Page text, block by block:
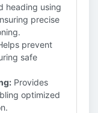
heading using
precise
prevent
safe
Provides
optimized